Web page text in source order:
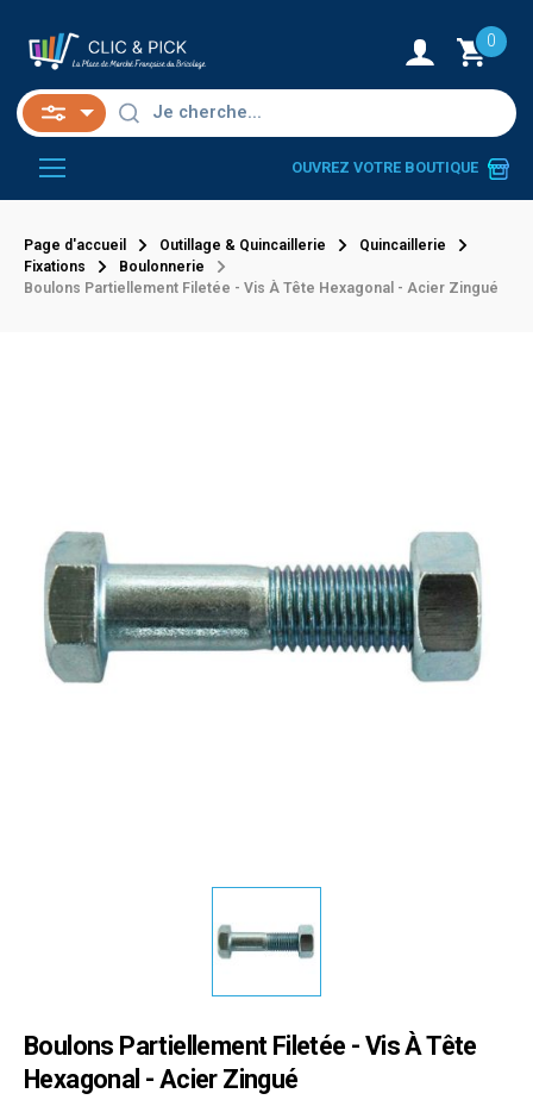
0
OUVREZ VOTRE BOUTIQUE
Page d'accueil Outillage & Quincaillerie
Quincaillerie
Fixations
Boulonnerie
Boulons Partiellement Filetée - Vis À Tête Hexagonal - Acier Zingué
Boulons Partiellement Filetée - Vis À Tête
Hexagonal - Acier Zingué